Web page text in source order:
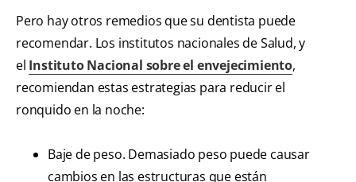
Pero hay otros remedios que su dentista puede
recomendar. Los institutos nacionales de Salud, y
el Instituto Nacional sobre el envejecimiento,
recomiendan estas estrategias para reducir el
ronquido en la noche:
Baje de peso. Demasiado peso puede causar
cambios en las estructuras que están